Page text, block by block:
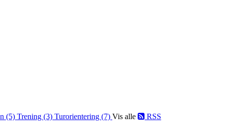
(5) Trening (3) Turorientering (7) Vis alle RSS